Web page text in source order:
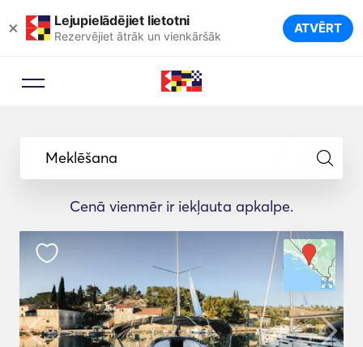
× Lejupielādējiet lietotni
Rezervējiet ātrāk un vienkāršāk ATVĒRT
Meklēšana
Cenā vienmēr ir iekļauta apkalpe.